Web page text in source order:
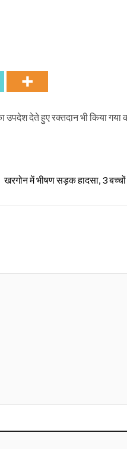
उपदेश देते हुए रक्तदान भी किया गया
खरगोन में भीषण सड़क हादसा, 3